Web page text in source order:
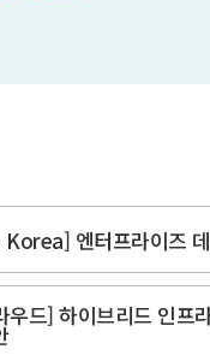
엔터프라이즈
우드] 하이브리드 인프